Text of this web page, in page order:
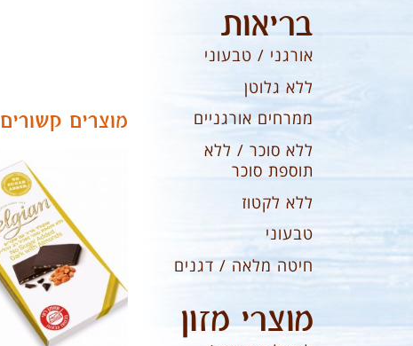
מוצרים קשורים
בריאות
אורגני / טבעוני
ללא גלוטן
ממרחים אורגניים
ללא סוכר / ללא
תוספת סוכר
ללא לקטוז
טבעוני
חיטה מלאה / דגנים
מוצרי מזון